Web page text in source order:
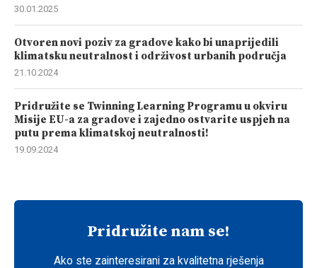
30.01.2025
Otvoren novi poziv za gradove kako bi unaprijedili
klimatsku neutralnost i održivost urbanih područja
21.10.2024
Pridružite se Twinning Learning Programu u okviru
Misije EU-a za gradove i zajedno ostvarite uspjeh na
putu prema klimatskoj neutralnosti!
19.09.2024
Pridružite nam se!
Ako ste zainteresirani za kvalitetna rješenja